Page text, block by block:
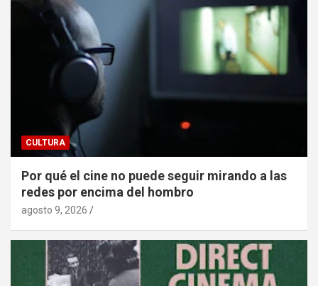
CULTURA
Por qué el cine no puede seguir mirando a las
redes por encima del hombro
agosto 9, 2026